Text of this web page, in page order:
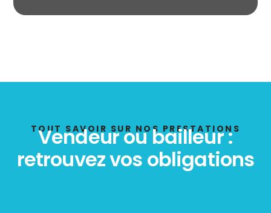
POLLUTION
TOUT SAVOIR SUR NOS PRESTATIONS
Vendeur ou bailleur :
retrouvez vos obligations